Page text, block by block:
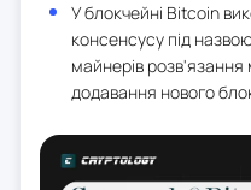
У блокчейні Bitcoin
консенсусу під
майнерів розв'язання
додавання нового